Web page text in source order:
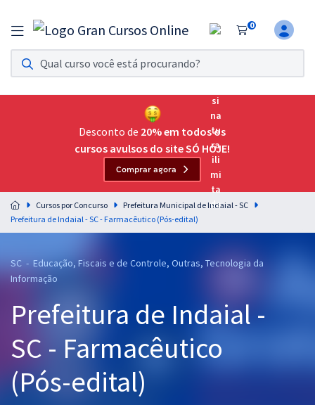
0
Assinatura Ilimitada 11
Acesso a todos os cursos. Teste grátis por 7 dias!
Assinatura OAB Até Passar
Acesso ilimitado a toda preparação para o Exame da
Residências Multiprofissionais
Preparação completa e intensiva para as principais
residências em saúde do Brasil
Assinatura Ilimitada
Graduação
OAB
Desconto de 20% em todos os
cursos avulsos do site SÓ HOJE!
Comprar agora
Cursos por Concurso
Prefeitura Municipal de Indaial - SC
Prefeitura de Indaial - SC - Farmacêutico (Pós-edital)
SC - Educação, Fiscais e de Controle, Outras, Tecnologia da
Informação
Prefeitura de Indaial -
SC - Farmacêutico
(Pós-edital)